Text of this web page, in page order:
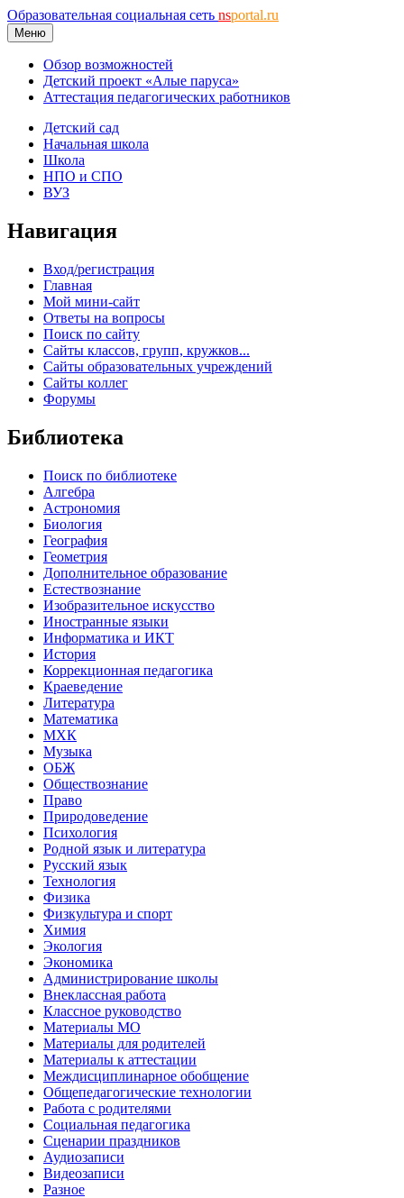
Образовательная социальная сеть nsportal.ru
Меню
Обзор возможностей
Детский проект «Алые паруса»
Аттестация педагогических работников
Детский сад
Начальная школа
Школа
НПО и СПО
ВУЗ
Навигация
Вход/регистрация
Главная
Мой мини-сайт
Ответы на вопросы
Поиск по сайту
Сайты классов, групп, кружков...
Сайты образовательных учреждений
Сайты коллег
Форумы
Библиотека
Поиск по библиотеке
Алгебра
Астрономия
Биология
География
Геометрия
Дополнительное образование
Естествознание
Изобразительное искусство
Иностранные языки
Информатика и ИКТ
История
Коррекционная педагогика
Краеведение
Литература
Математика
МХК
Музыка
ОБЖ
Обществознание
Право
Природоведение
Психология
Родной язык и литература
Русский язык
Технология
Физика
Физкультура и спорт
Химия
Экология
Экономика
Администрирование школы
Внеклассная работа
Классное руководство
Материалы МО
Материалы для родителей
Материалы к аттестации
Междисциплинарное обобщение
Общепедагогические технологии
Работа с родителями
Социальная педагогика
Сценарии праздников
Аудиозаписи
Видеозаписи
Разное